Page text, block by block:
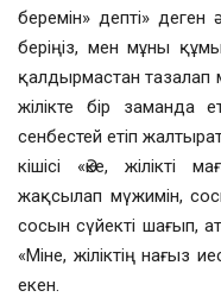
беремін» депті»
беріңіз, мен мұны
қалдырмастан тазалап
жілікте бір заманда
сенбестей етіп
кішісі «Әке, жілікті
жақсылап мүжимін,
сосын сүйекті шағып,
«Міне, жіліктің нағыз
екен.